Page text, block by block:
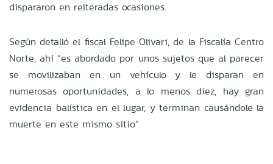
dispararon en reiteradas ocasiones.
Según detalló el fiscal Felipe Olivari, de la Fiscalía Centro
Norte, ahí “es abordado por unos sujetos que al parecer
se movilizaban en un vehículo y le disparan en
numerosas oportunidades, a lo menos diez, hay gran
evidencia balística en el lugar, y terminan causándole la
muerte en este mismo sitio”.